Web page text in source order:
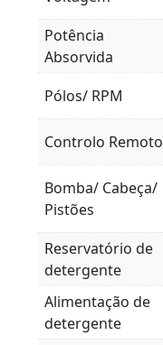
Potência
Absorvida
Pólos/ RPM
Controlo Remoto
Bomba/ Cabeça/
Pistões
Reservatório de
detergente
Alimentação de
detergente